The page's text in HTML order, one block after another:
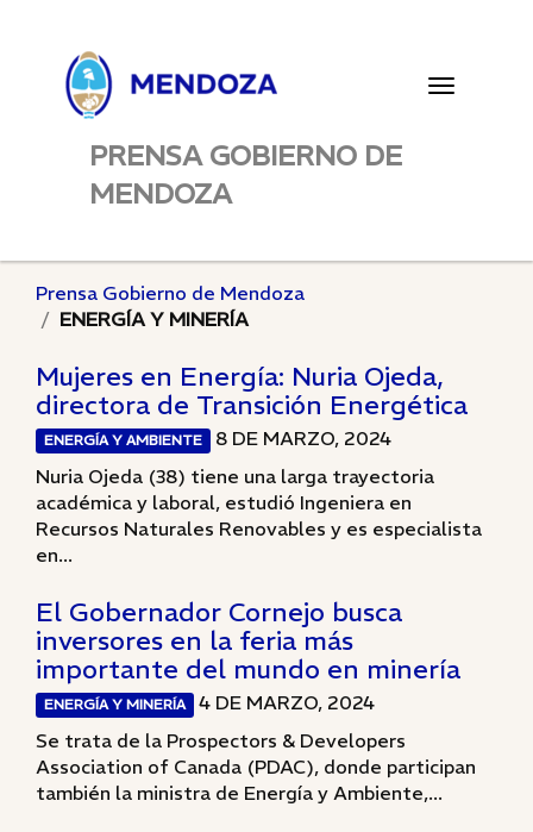
Toggle
PRENSA GOBIERNO DE
MENDOZA
Prensa Gobierno de Mendoza
ENERGÍA Y MINERÍA
Mujeres en Energía: Nuria Ojeda,
directora de Transición Energética
ENERGÍA Y AMBIENTE
8 DE MARZO, 2024
Nuria Ojeda (38) tiene una larga trayectoria
académica y laboral, estudió Ingeniera en
Recursos Naturales Renovables y es especialista
en...
El Gobernador Cornejo busca
inversores en la feria más
importante del mundo en minería
ENERGÍA Y MINERÍA
4 DE MARZO, 2024
Se trata de la Prospectors & Developers
Association of Canada (PDAC), donde participan
también la ministra de Energía y Ambiente,...